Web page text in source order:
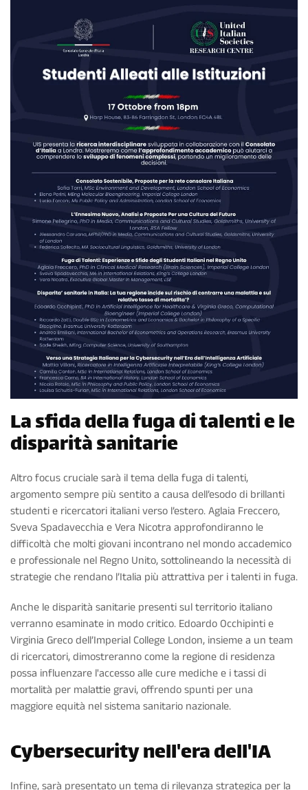
La sfida della fuga di talenti e le
disparità sanitarie
Altro focus cruciale sarà il tema della fuga di talenti,
argomento sempre più sentito a causa dell’esodo di brillanti
studenti e ricercatori italiani verso l’estero. Aglaia Freccero,
Sveva Spadavecchia e Vera Nicotra approfondiranno le
difficoltà che molti giovani incontrano nel mondo accademico
e professionale nel Regno Unito, sottolineando la necessità di
strategie che rendano l’Italia più attrattiva per i talenti in fuga.
Anche le disparità sanitarie presenti sul territorio italiano
verranno esaminate in modo critico. Edoardo Occhipinti e
Virginia Greco dell’Imperial College London, insieme a un team
di ricercatori, dimostreranno come la regione di residenza
possa influenzare l'accesso alle cure mediche e i tassi di
mortalità per malattie gravi, offrendo spunti per una
maggiore equità nel sistema sanitario nazionale.
Cybersecurity nell'era dell'IA
Infine, sarà presentato un tema di rilevanza strategica per la